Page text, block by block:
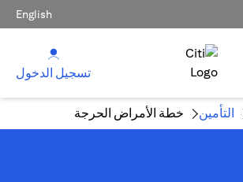
English
تسجيل الدخول
التأمين خطة الأمراض الحرجة